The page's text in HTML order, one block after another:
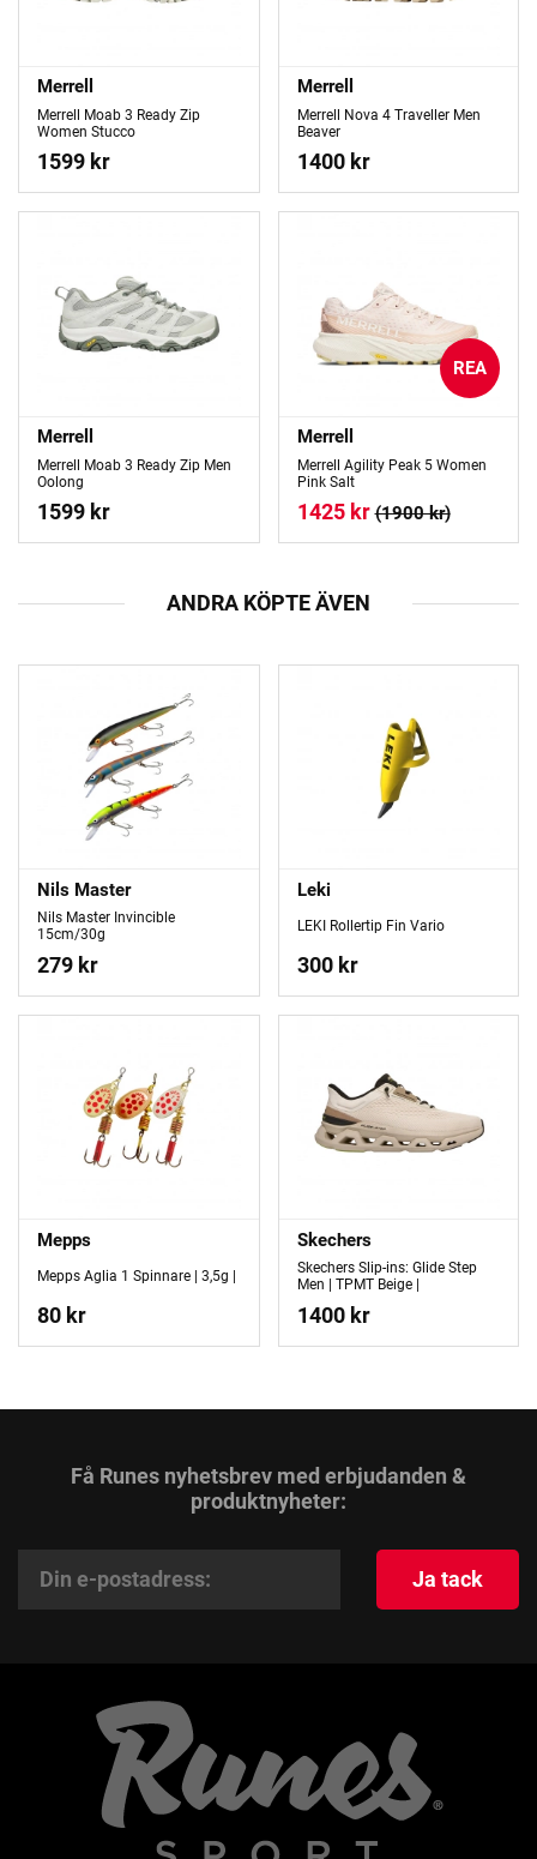
Merrell
Merrell Moab 3 Ready Zip
Women Stucco
1599 kr
Merrell
Merrell Nova 4 Traveller Men
Beaver
1400 kr
Merrell
Merrell Moab 3 Ready Zip Men
Oolong
1599 kr
REA
Merrell
Merrell Agility Peak 5 Women
Pink Salt
1425 kr (1900 kr)
ANDRA KÖPTE ÄVEN
Nils Master
Nils Master Invincible
15cm/30g
279 kr
Leki
LEKI Rollertip Fin Vario
300 kr
Mepps
Mepps Aglia 1 Spinnare | 3,5g |
80 kr
Skechers
Skechers Slip-ins: Glide Step
Men | TPMT Beige |
1400 kr
Få Runes nyhetsbrev med erbjudanden &
produktnyheter:
Ja tack